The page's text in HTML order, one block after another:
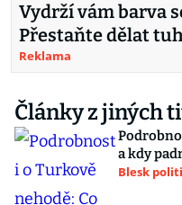
Vydrží vám barva
Přestaňte dělat
Reklama
Články z jiných
a kdy
Blesk